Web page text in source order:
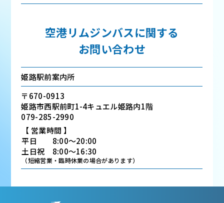
空港リムジンバスに関する
お問い合わせ
姫路駅前案内所
〒670-0913
姫路市西駅前町1-4キュエル姫路内1階
079-285-2990
【 営業時間 】
平日 8:00～20:00
土日祝 8:00～16:30
（短縮営業・臨時休業の場合があります）